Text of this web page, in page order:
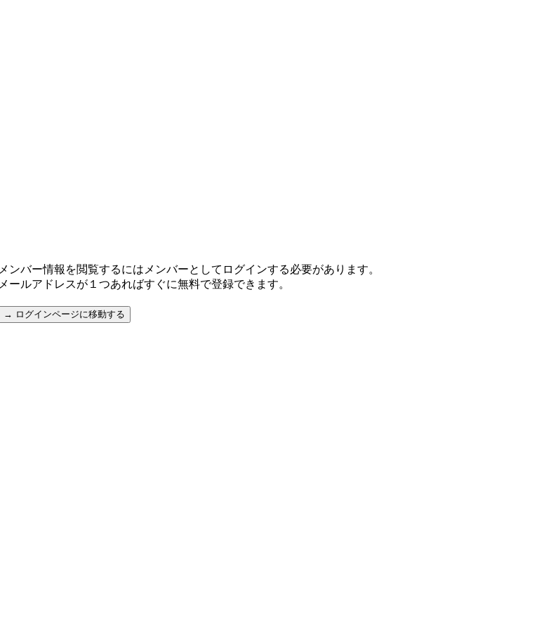
メンバー情報を閲覧するにはメンバーとしてログインする必要があります。
メールアドレスが１つあればすぐに無料で登録できます。